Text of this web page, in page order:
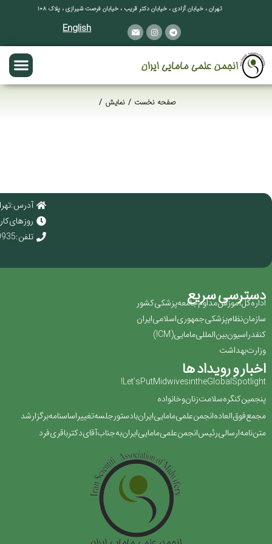
تهران ، خیابان آزادی ، خیابان دکتر قریب ، خیابان فرصت شیرازی ، پلاک ۱۰۸
English
صفحه نخست نمایش
آدرس :
روز های کاری
تلفن : 02166920935
دسترسی سریع
اداره کل آموزش مداوم جامعه پزشکی کشور
سازمان نظام پزشکی جمهوری اسلامی ایران ‏
کنفدراسیون بین المللی مامایی(‏ICM‏)‏
وزارت بهداشت
اخبار و رویداد ها
Let’s Put Midwives in the Global Spotlight!
پنجمین کنگره سلامت زنان و خانواده
مجمع فوق العاده انجمن علمی مامایی ایران با دستور جلسه تغییر اساسنامه برگزار شد
متن نامه ارسالی رئیس انجمن علمی مامایی ایران به جناب آقای دکتر باقری فرد